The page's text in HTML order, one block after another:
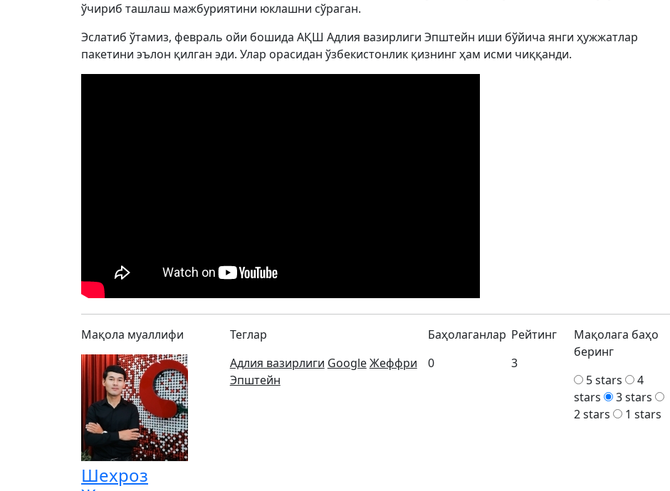
ўчириб ташлаш мажбуриятини юклашни сўраган.
Эслатиб ўтамиз, февраль ойи бошида АҚШ Адлия вазирлиги Эпштейн иши бўйича янги ҳужжатлар
пакетини эълон қилган эди. Улар орасидан ўзбекистонлик қизнинг ҳам исми чиққанди.
Мақола муаллифи
Шехроз
Теглар
Адлия вазирлиги GoogleЖеффри
Эпштейн
Баҳолаганлар
0
Рейтинг
3
Мақолага баҳо
беринг
5 stars
4
stars
3 stars
2 stars
1 stars